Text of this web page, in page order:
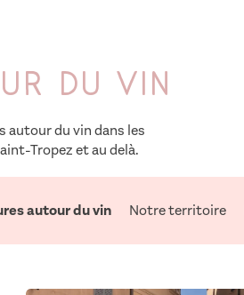
du vin
autour du vin dans les
Tropez et au delà.
autour du vin Notre territoire